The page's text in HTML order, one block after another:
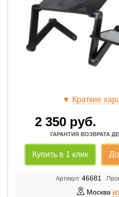
▼ Краткие
2 350руб.
ГАРАНТИЯ ВОЗВРАТА
Купить в 1 клик
Артикул: 46681
Москва